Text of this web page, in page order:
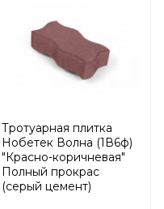
Тротуарная плитка
Нобетек Волна (1В6ф)
"Красно-коричневая"
Полный прокрас
(серый цемент)